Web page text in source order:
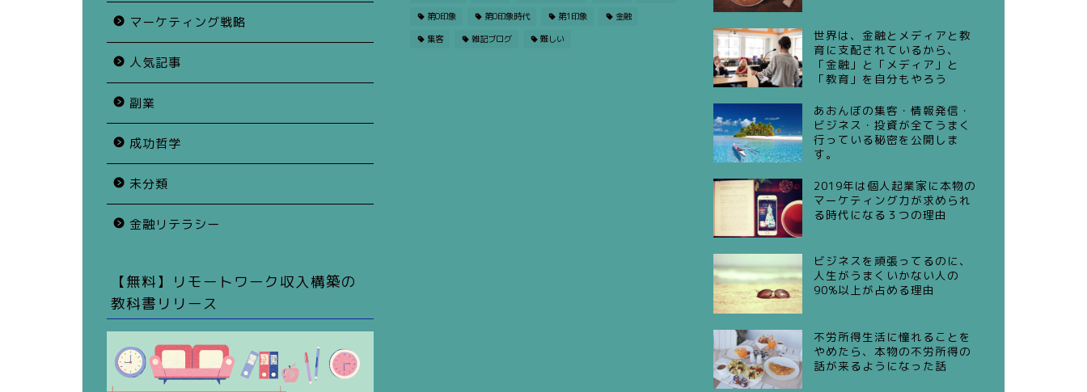
マーケティング戦略
人気記事
副業
成功哲学
未分類
金融リテラシー
【無料】リモートワーク収入構築の
教科書リリース
第0印象
第0印象時代 第1印象
金融
集客
雑記ブログ 難しい
世界は、金融とメディアと教
育に支配されているから、
「金融」と「メディア」と
「教育」を自分もやろう
あおんぼの集客・情報発信・
ビジネス・投資が全てうまく
行っている秘密を公開しま
す。
2019年は個人起業家に本物の
マーケティング力が求められ
る時代になる３つの理由
ビジネスを頑張ってるのに、
人生がうまくいかない人の
90%以上が占める理由
不労所得生活に憧れることを
やめたら、本物の不労所得の
話が来るようになった話